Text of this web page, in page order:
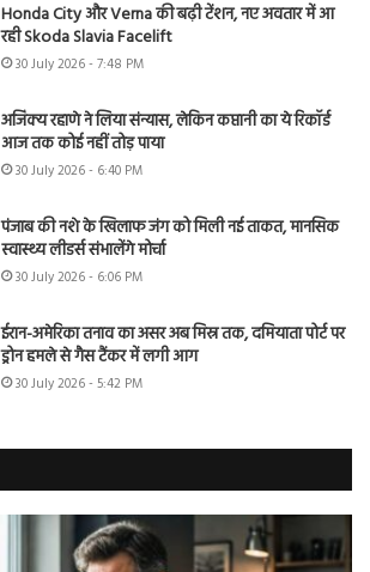
Honda City और Verna की बढ़ी टेंशन, नए अवतार में आ
रही Skoda Slavia Facelift
30 July 2026 - 7:48 PM
अजिंक्य रहाणे ने लिया संन्यास, लेकिन कप्तानी का ये रिकॉर्ड
आज तक कोई नहीं तोड़ पाया
30 July 2026 - 6:40 PM
पंजाब की नशे के खिलाफ जंग को मिली नई ताकत, मानसिक
स्वास्थ्य लीडर्स संभालेंगे मोर्चा
30 July 2026 - 6:06 PM
ईरान-अमेरिका तनाव का असर अब मिस्र तक, दमियाता पोर्ट पर
ड्रोन हमले से गैस टैंकर में लगी आग
30 July 2026 - 5:42 PM